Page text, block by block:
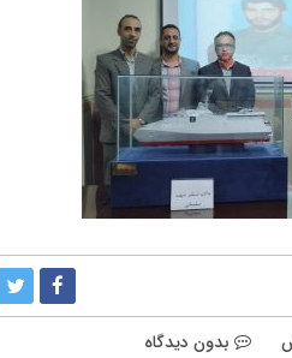
بدون دیدگاه